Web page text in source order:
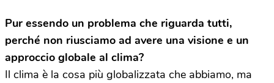
Pur essendo un problema che riguarda tutti,
perché non riusciamo ad avere una visione e un
approccio globale al clima?
Il clima è la cosa più globalizzata che abbiamo, ma